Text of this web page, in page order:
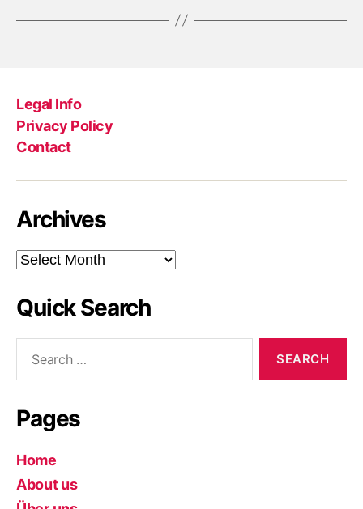
Legal Info
Privacy Policy
Contact
Archives
Archives
Quick Search
Pages
Home
About us